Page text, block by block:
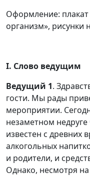
Оформление: плакат
организм», рисунки
І. Слово ведущим
Ведущий 1.
гости. Мы рады
мероприятии.
незаметном
известен с древних
алкогольных
и родители, и
Однако, несмотря на